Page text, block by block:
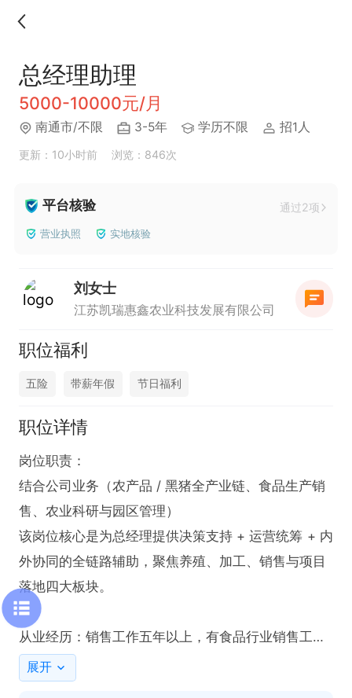
总经理助理
5000-10000元/月
南通市/不限 3-5年 学历不限 招1人
更新：10小时前 浏览：846次
平台核验 通过2项
营业执照 实地核验
刘女士
江苏凯瑞惠鑫农业科技发展有限公司
职位福利
五险 带薪年假 节日福利
职位详情
岗位职责：
结合公司业务（农产品 / 黑猪全产业链、食品生产销
售、农业科研与园区管理）
该岗位核心是为总经理提供决策支持 + 运营统筹 + 内
外协同的全链路辅助，聚焦养殖、加工、销售与项目
落地四大板块。
从业经历：销售工作五年以上，有食品行业销售工作
经历，有良好的沟通协调能力，有财务基础优先
展开